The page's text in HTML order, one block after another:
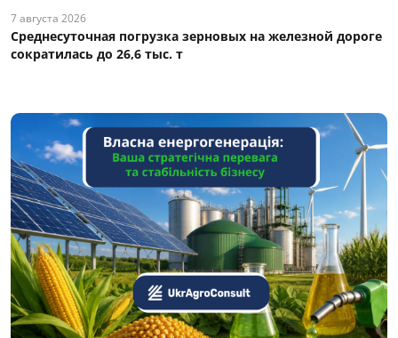
7 августа 2026
Среднесуточная погрузка зерновых на железной дороге
сократилась до 26,6 тыс. т